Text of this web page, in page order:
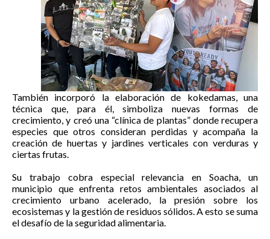
También incorporó la elaboración de kokedamas, una
técnica que, para él, simboliza nuevas formas de
crecimiento, y creó una “clínica de plantas” donde recupera
especies que otros consideran perdidas y acompaña la
creación de huertas y jardines verticales con verduras y
ciertas frutas.
Su trabajo cobra especial relevancia en Soacha, un
municipio que enfrenta retos ambientales asociados al
crecimiento urbano acelerado, la presión sobre los
ecosistemas y la gestión de residuos sólidos. A esto se suma
el desafío de la seguridad alimentaria.